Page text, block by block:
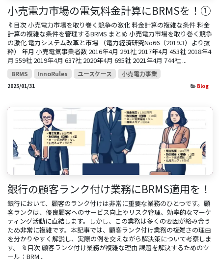
小売電力市場の電気料金計算にBRMSを！①
🔖目次 小売電力市場を取り巻く競争の激化 料金計算の複雑な条件 料金
計算の複雑な条件を管理するBRMS まとめ 小売電力市場を取り巻く競争
の激化 電力システム改革と市場 （電力経済研究No66（2019.3）より抜
粋） 年月 小売電気事業者数 2016年4月 291社 2017年4月 453社 2018年4
月 559社 2019年4月 637社 2020年4月 695社 2021年4月 744社 ...
BRMS InnoRules ユースケース 小売電力事業
2025/01/31 Blog
銀行の顧客ランク付け業務にBRMS適用を！
銀行において、顧客のランク付けは非常に重要な業務のひとつです。顧
客ランクは、優良顧客へのサービス向上やリスク管理、効率的なマーケ
ティング活動に直結します。しかし、この業務は多くの要因が絡み合う
ため非常に複雑です。本記事では、顧客ランク付け業務の複雑さの理由
を分かりやすく解説し、実際の例を交えながら解決策について考察しま
す。 🔖目次 顧客ランク付け業務が複雑な理由 課題を解決するためのツ
ール：BRM...